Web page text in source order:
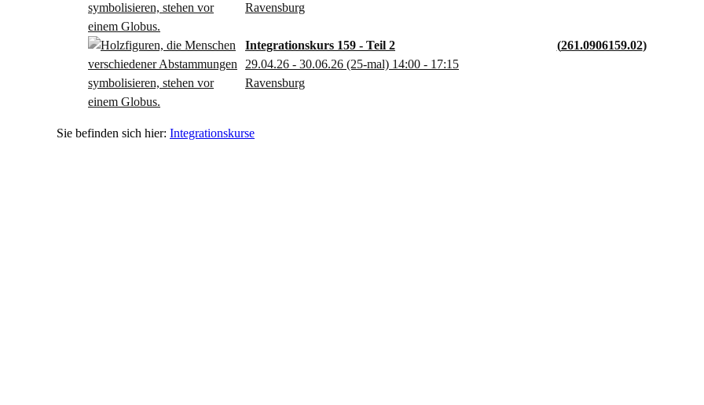
Ravensburg
Integrationskurs 159 - Teil 2
261.0906159.02
29.04.26 - 30.06.26 (25-mal) 14:00 - 17:15
Ravensburg
Integrationskurse